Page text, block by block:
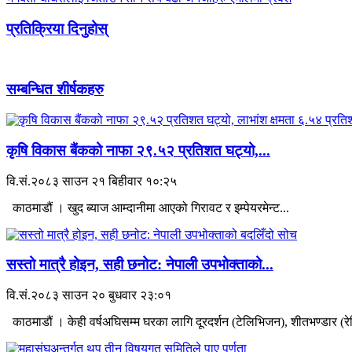
प्रतिक्रिया दिनुहोस्
सम्बन्धित शीर्षकहरु
कृषि विकास बैंकको नाफा २९.५२ प्रतिशत घट्यो,...
वि.सं.२०८३ साउन २१ बिहीवार १०:२५
काठमाडौं । खुद ब्याज आम्दानीमा आएको गिरावट र इम्पेयरमेन्ट...
सस्तो मात्रै होइन, सही छनोट: नेपाली उपभोक्ताको...
वि.सं.२०८३ साउन २० बुधवार २३:०१
काठमाडौं । केही वर्षअघिसम्म घरका लागि दूरदर्शन (टेलिभिजन), शीतभण्डार